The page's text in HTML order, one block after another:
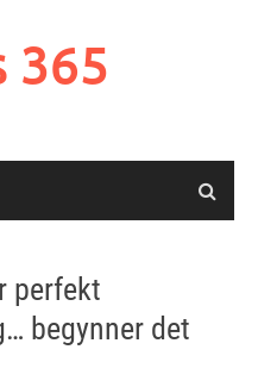
365
perfekt
begynner det